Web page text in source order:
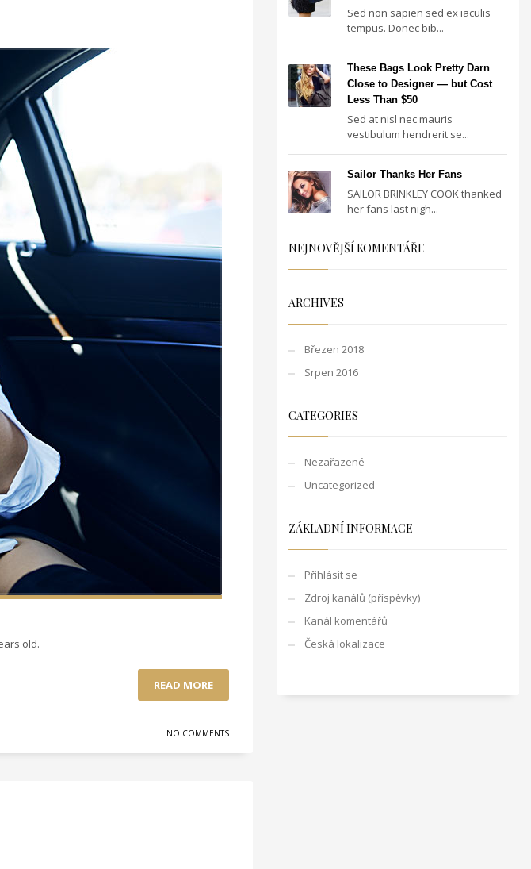
old.
READ MORE
NO COMMENTS
Sed non sapien sed ex iaculis
tempus. Donec bib...
These Bags Look Pretty Darn
Close to Designer — but Cost
Less Than $50
Sed at nisl nec mauris
vestibulum hendrerit se...
Sailor Thanks Her Fans
SAILOR BRINKLEY COOK thanked
her fans last nigh...
NEJNOVĚJŠÍ KOMENTÁŘE
ARCHIVES
Březen 2018
Srpen 2016
CATEGORIES
Nezařazené
Uncategorized
ZÁKLADNÍ INFORMACE
Přihlásit se
Zdroj kanálů (příspěvky)
Kanál komentářů
Česká lokalizace